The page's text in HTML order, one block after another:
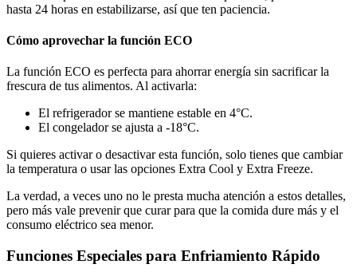
hasta 24 horas en estabilizarse, así que ten paciencia.
Cómo aprovechar la función ECO
La función ECO es perfecta para ahorrar energía sin sacrificar la
frescura de tus alimentos. Al activarla:
El refrigerador se mantiene estable en 4°C.
El congelador se ajusta a -18°C.
Si quieres activar o desactivar esta función, solo tienes que cambiar
la temperatura o usar las opciones Extra Cool y Extra Freeze.
La verdad, a veces uno no le presta mucha atención a estos detalles,
pero más vale prevenir que curar para que la comida dure más y el
consumo eléctrico sea menor.
Funciones Especiales para Enfriamiento Rápido